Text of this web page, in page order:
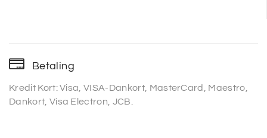
Betaling
Kredit Kort: Visa, VISA-Dankort, MasterCard, Maestro,
Dankort, Visa Electron, JCB.